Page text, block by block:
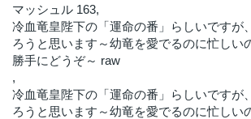
2年前
マッシュル 163,
冷血竜皇陛下の「運命の番」らしいですが
ろうと思います～幼竜を愛でるのに忙しい
勝手にどうぞ～ raw
,
冷血竜皇陛下の「運命の番」らしいですが
ろうと思います～幼竜を愛でるのに忙しい